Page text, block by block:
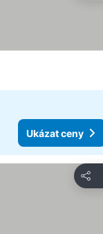
Ukázat ceny
Sdílet